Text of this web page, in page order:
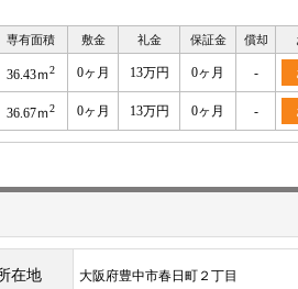
専有面積 敷金 礼金 保証金 償却
36.43ｍ2 0ヶ月 13万円 0ヶ月 -
36.67ｍ2 0ヶ月 13万円 0ヶ月 -
在地 大阪府豊中市春日町２丁目